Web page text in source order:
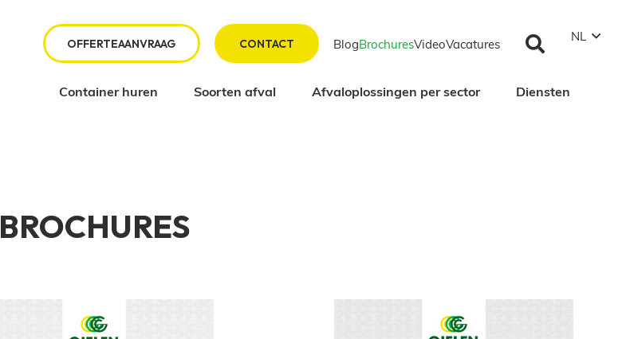
OFFERTEAANVRAAG CONTACT BlogBrochuresVideoVacatures​ NL
Container huren Soorten afval​ Afvaloplossingen per sector​ Diensten
BROCHURES